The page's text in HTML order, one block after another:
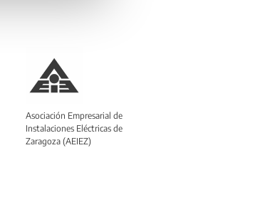
Asociación Empresarial de
Instalaciones Eléctricas de
Zaragoza (AEIEZ)